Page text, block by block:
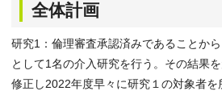
全体計画
研究1：倫理審査承認済みであることか
として1名の介入研究を行う。その結果
修正し2022年度早々に研究１の対象者を